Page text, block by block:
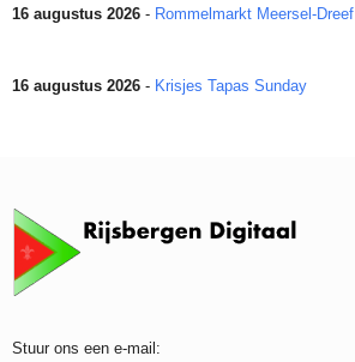
16 augustus 2026 - Rommelmarkt Meersel-Dreef
16 augustus 2026 - Krisjes Tapas Sunday
Stuur ons een e-mail: